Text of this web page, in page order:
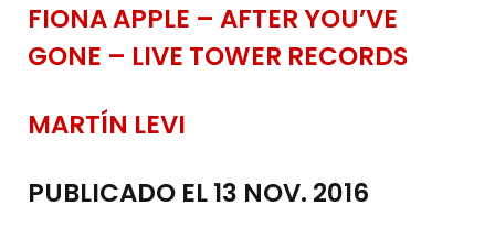
FIONA APPLE – AFTER YOU’VE
GONE – LIVE TOWER RECORDS
MARTÍN LEVI
PUBLICADO EL 13 NOV. 2016